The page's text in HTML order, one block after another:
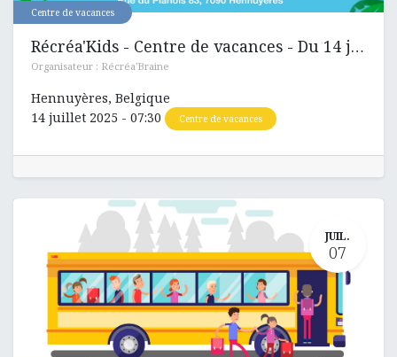
Centre de vacances
Récréa'Kids - Centre de vacances - Du 14 juillet au 18 juillet 2025
Organisateur : Récréa'Braine
Hennuyères, Belgique
14 juillet 2025 - 07:30 Centre de vacances
JUIL.
07